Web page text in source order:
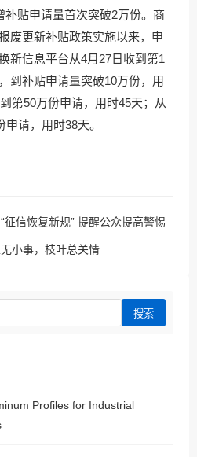
补贴申请量首次突破2万份。商
废更新补贴政策实施以来，申
新信息平台从4月27日收到第1
到补贴申请量突破10万份，用
第50万份申请，用时45天；从
请，用时38天。
征信恢复新规” 提醒公众提高警惕
小事，枝叶总关情
搜索
Profiles for Industrial